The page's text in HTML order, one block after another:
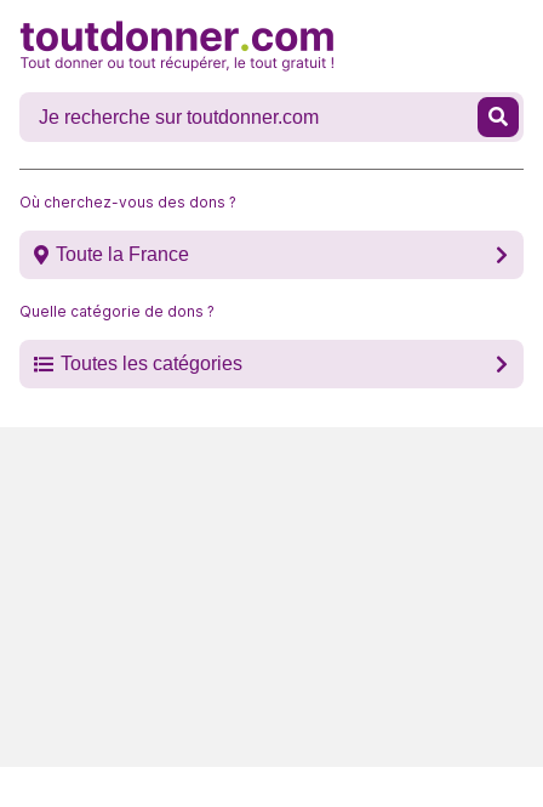
Où cherchez-vous des dons ?
Toute la France
Quelle catégorie de dons ?
Toutes les catégories